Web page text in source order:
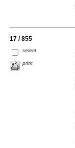
17 / 855
select
print